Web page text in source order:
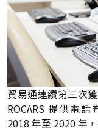
貿易通連續第三次
ROCARS 提供電
2018 年至 2020 年